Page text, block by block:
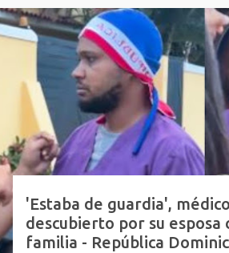
E
d
a
s
'Estaba de guardia',
descubierto por su esposa
familia - República